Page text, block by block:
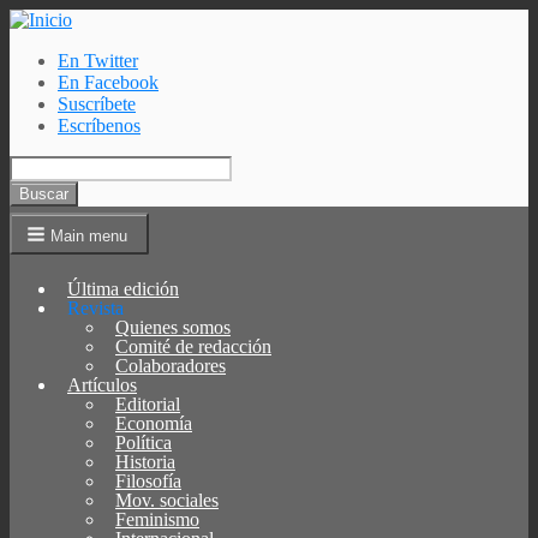
Pasar
contenido
principal
Menú
auxiliar
En Twitter
En Facebook
Suscríbete
Escríbenos
Main menu
Última edición
Revista
Quienes somos
Comité de redacción
Colaboradores
Artículos
Editorial
Economía
Política
Historia
Filosofía
Mov. sociales
Feminismo